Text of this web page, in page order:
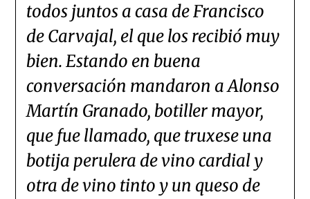
todos juntos a casa de Francisco
de Carvajal, el que los recibió muy
bien. Estando en buena
conversación mandaron a Alonso
Martín Granado, botiller mayor,
que fue llamado, que truxese una
botija perulera de vino cardial y
otra de vino tinto y un queso de